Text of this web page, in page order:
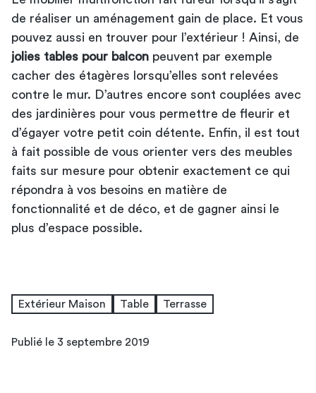
de réaliser un aménagement gain de place. Et vous
pouvez aussi en trouver pour l’extérieur ! Ainsi, de
jolies tables pour balcon peuvent par exemple
cacher des étagères lorsqu’elles sont relevées
contre le mur. D’autres encore sont couplées avec
des jardinières pour vous permettre de fleurir et
d’égayer votre petit coin détente. Enfin, il est tout
à fait possible de vous orienter vers des meubles
faits sur mesure pour obtenir exactement ce qui
répondra à vos besoins en matière de
fonctionnalité et de déco, et de gagner ainsi le
plus d’espace possible.
Extérieur Maison Table Terrasse
Publié le 3 septembre 2019